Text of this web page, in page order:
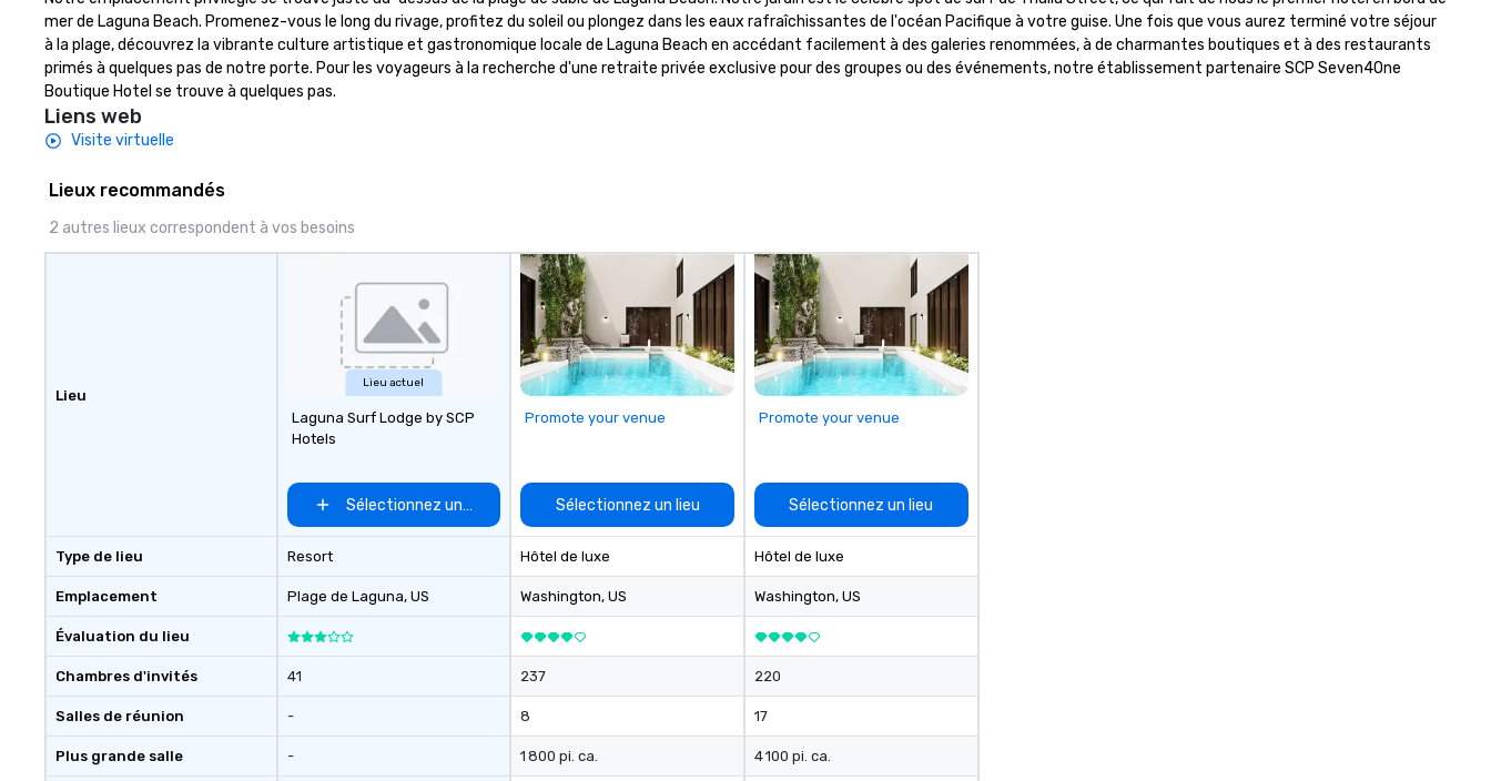
extraordinary together—contact
us today!
corporate social responsibility
(CSR), speaker coordination,
sustainability initiatives, and
music; we provide a curated
atmosphere. Whether it’s a high-
stakes corporate gala, an
Nouveau orchestras. Versatile
Repertoire: A library of hundreds
of modern hits rearranged with
syncopation, swing, and soul. ►
Visual Sophistication: Our
performers reflect the "Nouveau"
aesthetic—classic elegance with
a modern edge. By choosing Pop
an immersive experience. We
specialize in that "golden hour"
energy—where the music is
sophisticated enough for
infectious enough to keep guests
engaged and energized
throughout the night. ► Pop
Nouveau has decades of
experience performing at
weddings all over the planet! We
are ready to provide you with the
perfect soundtrack to enhance
Whether it’s an incentive trip,
corporate meeting, or signature
event, AZA Events brings
mer de Laguna Beach. Promenez-vous le long du rivage, profitez du soleil ou plongez dans les eaux rafraîchissantes de l'océan Pacifique à votre guise. Une fois que vous aurez terminé votre séjour
à la plage, découvrez la vibrante culture artistique et gastronomique locale de Laguna Beach en accédant facilement à des galeries renommées, à de charmantes boutiques et à des restaurants
primés à quelques pas de notre porte. Pour les voyageurs à la recherche d'une retraite privée exclusive pour des groupes ou des événements, notre établissement partenaire SCP Seven4One
Boutique Hotel se trouve à quelques pas.
Liens web
Visite virtuelle
Lieux recommandés
2 autres lieux correspondent à vos besoins
Lieu
Type de lieu
Emplacement
Évaluation du lieu
Chambres d'invités
Salles de réunion
Plus grande salle
Lieu actuel
Laguna Surf Lodge by SCP
Hotels
Sélectionnez un lieu
Resort
Plage de Laguna, US
41
-
-
Promote your venue
Sélectionnez un lieu
Hôtel de luxe
Washington, US
237
8
1 800 pi. ca.
Promote your venue
Sélectionnez un lieu
Hôtel de luxe
Washington, US
220
17
4 100 pi. ca.